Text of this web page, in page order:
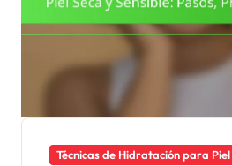
Técnicas de Hidratación para Piel